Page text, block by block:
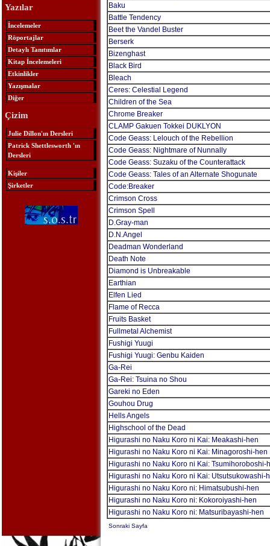
Yazılar
İncelemeler
Röportajlar
Detaylı Tanıtımlar
Kitap İncelemeleri
Etkinlikler
Yazışmalar
Diğer
Çizim
Julie Dillon'ın Dersleri
Patrick Shettlesworth 'ın
Dersleri
Kişiler
Şirketler
Baku
Battle Tendency
Beet the Vandel Buster
Berserk
Bizenghast
Black Bird
Bleach
Ceres: Celestial Legend
Children of the Sea
Chrome Breaker
CLAMP Gakuen Tokkei DUKLYON
Code Geass: Lelouch of the Rebellion
Code Geass: Nightmare of Nunnally
Code Geass: Suzaku of the Counterattack
Code Geass: Tales of an Alternate Shogunate
Code:Breaker
Crimson Cross
Crimson Spell
D.Gray-man
D.N.Angel
Deadman Wonderland
Death Note
Diamond is Unbreakable
Earthian
Elfen Lied
Flame of Recca
Fruits Basket
Fullmetal Alchemist
Fushigi Yuugi
Fushigi Yuugi: Genbu Kaiden
Ga-Rei
Ga-Rei: Tsuina no Shou
Gareki no Eden
Gouhou Drug
Hells Angels
Highschool of the Dead
Higurashi no Naku Koro ni Kai: Meakashi-hen
Higurashi no Naku Koro ni Kai: Minagoroshi-hen
Higurashi no Naku Koro ni Kai: Tsumihoroboshi-
Higurashi no Naku Koro ni Kai: Utsutsukowashi-
Higurashi no Naku Koro ni: Himatsubushi-hen
Higurashi no Naku Koro ni: Kokoroiyashi-hen
Higurashi no Naku Koro ni: Matsuribayashi-hen
Sonraki Sayfa